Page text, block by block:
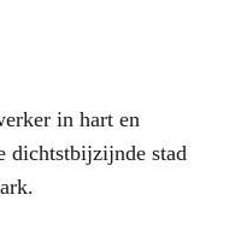
in hart en
stad